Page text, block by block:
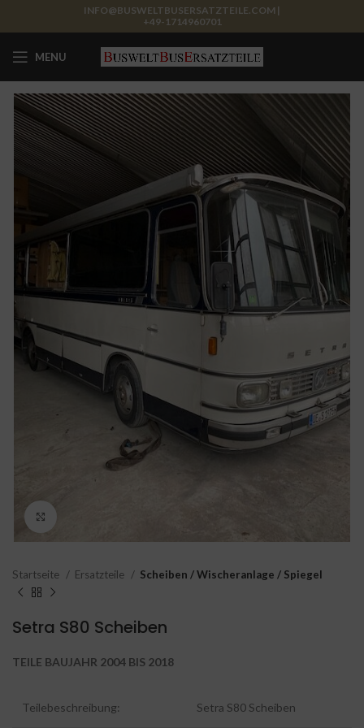
INFO@BUSWELTBUSERSATZTEILE.COM |
+49-1714960701
MENU
Startseite Ersatzteile Scheiben / Wischeranlage / Spiegel
Setra S80 Scheiben
TEILE BAUJAHR 2004 BIS 2018
Teilebeschreibung: Setra S80 Scheiben